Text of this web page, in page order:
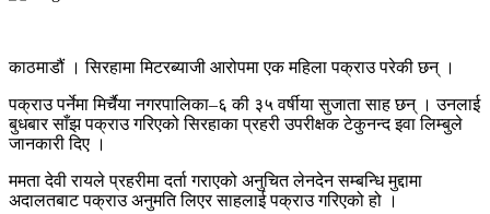
काठमाडौं । सिरहामा मिटरब्याजी आरोपमा एक महिला पक्राउ परेकी छन् ।
पक्राउ पर्नेमा मिर्चैया नगरपालिका–६ की ३५ वर्षीया सुजाता साह छन् । उनलाई
बुधबार साँझ पक्राउ गरिएको सिरहाका प्रहरी उपरीक्षक टेकुनन्द इवा लिम्बुले
जानकारी दिए ।
ममता देवी रायले प्रहरीमा दर्ता गराएको अनुचित लेनदेन सम्बन्धि मुद्दामा
अदालतबाट पक्राउ अनुमति लिएर साहलाई पक्राउ गरिएको हो ।